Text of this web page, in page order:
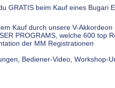
GRATIS beim Kauf eines Bugari
Kauf durch unsere V-Akkordeon
PROGRAMS, welche 600 top
der MM Registrationen
Bediener-Video, Workshop-